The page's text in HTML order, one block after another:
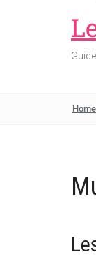
Home